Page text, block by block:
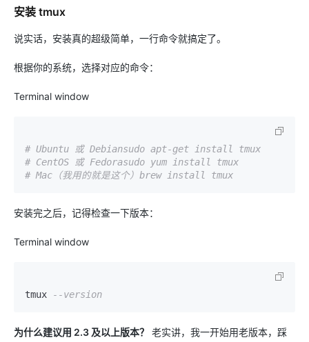
安装 tmux
说实话，安装真的超级简单，一行命令就搞定了。
根据你的系统，选择对应的命令：
Terminal window
# Ubuntu 或 Debiansudo apt-get install tmux
# CentOS 或 Fedorasudo yum install tmux
# Mac（我用的就是这个）brew install tmux
安装完之后，记得检查一下版本：
Terminal window
tmux --version
为什么建议用 2.3 及以上版本？
老实讲，我一开始用老版本，踩